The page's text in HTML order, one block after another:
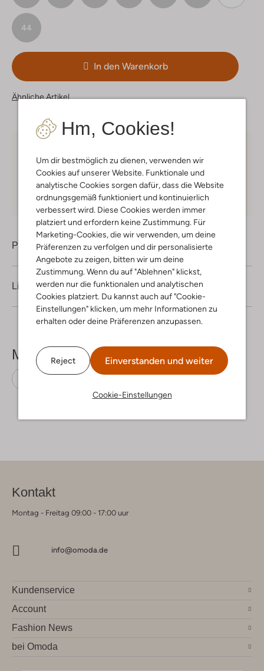
Hm, Cookies!
Um dir bestmöglich zu dienen, verwenden wir
Cookies auf unserer Website. Funktionale und
analytische Cookies sorgen dafür, dass die Website
ordnungsgemäß funktioniert und kontinuierlich
verbessert wird. Diese Cookies werden immer
platziert und erfordern keine Zustimmung. Für
Marketing-Cookies, die wir verwenden, um deine
Präferenzen zu verfolgen und dir personalisierte
Angebote zu zeigen, bitten wir um deine
Zustimmung. Wenn du auf "Ablehnen" klickst,
werden nur die funktionalen und analytischen
Cookies platziert. Du kannst auch auf "Cookie-
Einstellungen" klicken, um mehr Informationen zu
erhalten oder deine Präferenzen anzupassen.
Reject Einverstanden und weiter
Cookie-Einstellungen
44
In den Warenkorb
Ähnliche Artikel
Mitglieder in Deutschland
Kauf auf Rechnung 30 TagenRückgaberecht
Produktinformation
Lieferung & Rückgabe
Mehr sehen
Kontakt
Montag - Freitag 09:00 - 17:00 uur
info@omoda.de
Kundenservice
Account
Fashion News
bei Omoda